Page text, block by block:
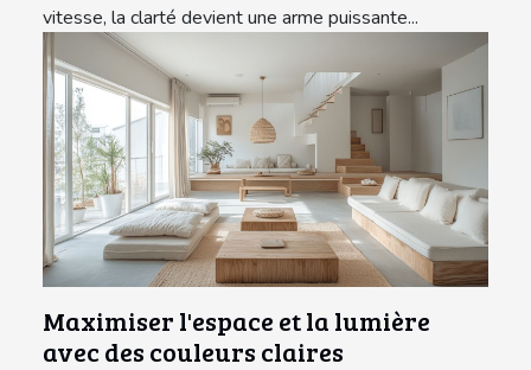
vitesse, la clarté devient une arme puissante...
Maximiser l'espace et la lumière
avec des couleurs claires